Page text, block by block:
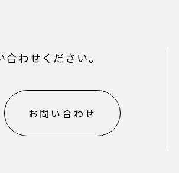
わせください。
お問い合わせ